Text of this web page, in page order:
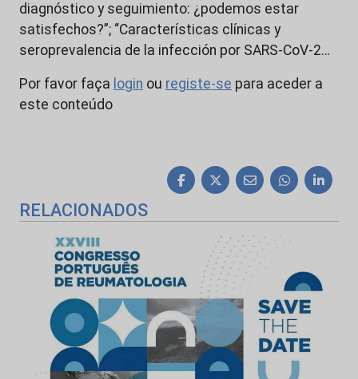
diagnóstico y seguimiento: ¿podemos estar
satisfechos?”; “Características clínicas y
seroprevalencia de la infección por SARS-CoV-2…
Por favor faça login ou registe-se para aceder a
este conteúdo
RELACIONADOS